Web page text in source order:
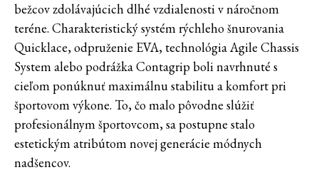
bežcov zdolávajúcich dlhé vzdialenosti v náročnom
teréne. Charakteristický systém rýchleho šnurovania
Quicklace, odpruženie EVA, technológia Agile Chassis
System alebo podrážka Contagrip boli navrhnuté s
cieľom ponúknuť maximálnu stabilitu a komfort pri
športovom výkone. To, čo malo pôvodne slúžiť
profesionálnym športovcom, sa postupne stalo
estetickým atribútom novej generácie módnych
nadšencov.